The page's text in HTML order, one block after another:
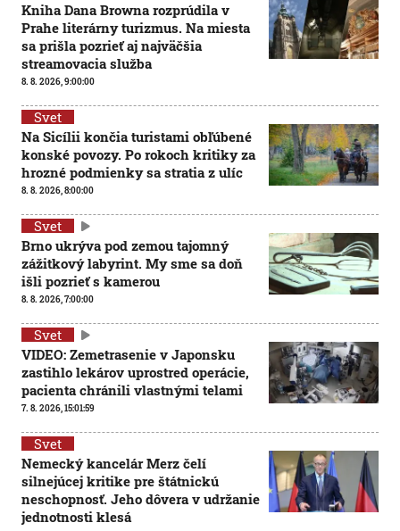
Kniha Dana Browna rozprúdila v
Prahe literárny turizmus. Na miesta
sa prišla pozrieť aj najväčšia
streamovacia služba
8. 8. 2026, 9:00:00
Svet
Na Sicílii končia turistami obľúbené
konské povozy. Po rokoch kritiky za
hrozné podmienky sa stratia z ulíc
8. 8. 2026, 8:00:00
Svet
Brno ukrýva pod zemou tajomný
zážitkový labyrint. My sme sa doň
išli pozrieť s kamerou
8. 8. 2026, 7:00:00
Svet
VIDEO: Zemetrasenie v Japonsku
zastihlo lekárov uprostred operácie,
pacienta chránili vlastnými telami
7. 8. 2026, 15:01:59
Svet
Nemecký kancelár Merz čelí
silnejúcej kritike pre štátnickú
neschopnosť. Jeho dôvera v udržanie
jednotnosti klesá